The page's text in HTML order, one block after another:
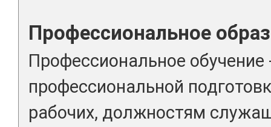
Профессиональное
Профессиональное
профессиональной
рабочих, должностям